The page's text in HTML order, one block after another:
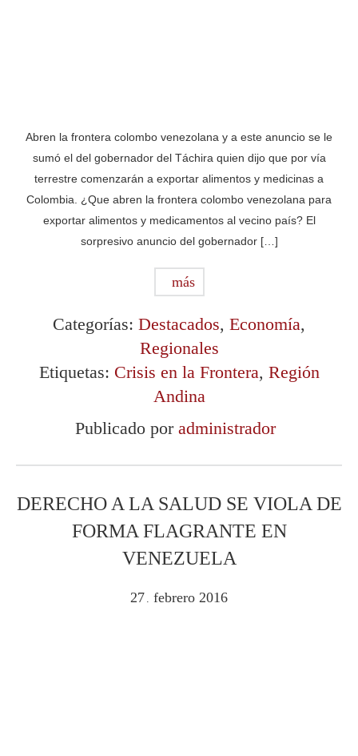
Abren la frontera colombo venezolana y a este anuncio se le
sumó el del gobernador del Táchira quien dijo que por vía
terrestre comenzarán a exportar alimentos y medicinas a
Colombia. ¿Que abren la frontera colombo venezolana para
exportar alimentos y medicamentos al vecino país? El
sorpresivo anuncio del gobernador […]
más
Categorías: Destacados, Economía,
Regionales
Etiquetas: Crisis en la Frontera, Región
Andina
Publicado por administrador
DERECHO A LA SALUD SE VIOLA DE
FORMA FLAGRANTE EN
VENEZUELA
27 . febrero 2016